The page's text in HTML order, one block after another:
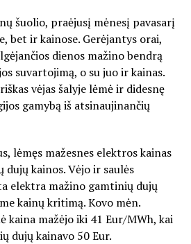
šuolio, praėjusį mėnesį pavasarį
bet ir kainose. Gerėjantys orai,
dienos mažino bendrą
suvartojimą, o su juo ir kainas.
vėjas šalyje lėmė ir didesnę
gamybą iš atsinaujinančių
lėmęs mažesnes elektros kainas
dujų kainos. Vėjo ir saulės
elektra mažino gamtinių dujų
kainų kritimą. Kovo mėn.
kaina mažėjo iki 41 Eur/MWh, kai
dujų kainavo 50 Eur.